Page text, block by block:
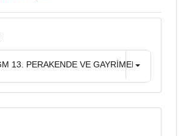
13. PERAKENDE VE GAYRİMENKUL